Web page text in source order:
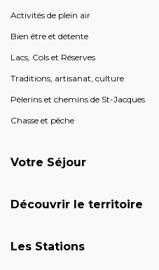
Activités de plein air
Bien être et détente
Lacs, Cols et Réserves
Traditions, artisanat, culture
Pèlerins et chemins de St-Jacques
Chasse et pêche
Votre Séjour
Découvrir le territoire
Les Stations